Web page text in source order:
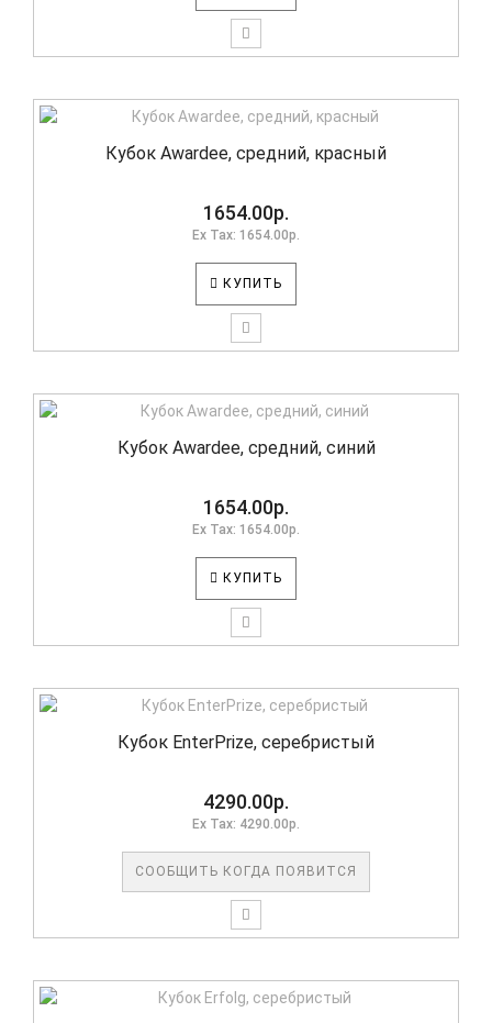
Кубок Awardee, средний, красный
1654.00р.
Ex Tax: 1654.00р.
КУПИТЬ
Кубок Awardee, средний, синий
1654.00р.
Ex Tax: 1654.00р.
КУПИТЬ
Кубок EnterPrize, серебристый
4290.00р.
Ex Tax: 4290.00р.
СООБЩИТЬ КОГДА ПОЯВИТСЯ